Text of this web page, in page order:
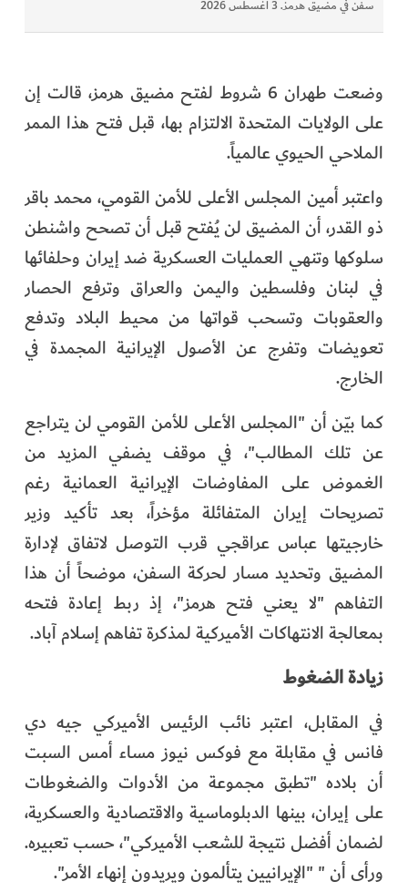
سفن في مضيق هرمز. 3 أغسطس 2026
وضعت طهران 6 شروط لفتح مضيق هرمز، قالت إن
على الولايات المتحدة الالتزام بها، قبل فتح هذا الممر
الملاحي الحيوي عالمياً.
واعتبر أمين المجلس الأعلى للأمن القومي، محمد باقر
ذو القدر، أن المضيق لن يُفتح قبل أن تصحح واشنطن
سلوكها وتنهي العمليات العسكرية ضد إيران وحلفائها
في لبنان وفلسطين واليمن والعراق وترفع الحصار
والعقوبات وتسحب قواتها من محيط البلاد وتدفع
تعويضات وتفرج عن الأصول الإيرانية المجمدة في
الخارج.
كما بيّن أن "المجلس الأعلى للأمن القومي لن يتراجع
عن تلك المطالب"، في موقف يضفي المزيد من
الغموض على المفاوضات الإيرانية العمانية رغم
تصريحات إيران المتفائلة مؤخراً، بعد تأكيد وزير
خارجيتها عباس عراقجي قرب التوصل لاتفاق لإدارة
المضيق وتحديد مسار لحركة السفن، موضحاً أن هذا
التفاهم "لا يعني فتح هرمز"، إذ ربط إعادة فتحه
بمعالجة الانتهاكات الأميركية لمذكرة تفاهم إسلام آباد.
زيادة الضغوط
في المقابل، اعتبر نائب الرئيس الأميركي جيه دي
فانس في مقابلة مع فوكس نيوز مساء أمس السبت
أن بلاده "تطبق مجموعة من الأدوات والضغوطات
على إيران، بينها الدبلوماسية والاقتصادية والعسكرية،
لضمان أفضل نتيجة للشعب الأميركي"، حسب تعبيره.
ورأى أن " "الإيرانيين يتألمون ويريدون إنهاء الأمر".